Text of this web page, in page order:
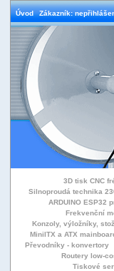
Úvod Zákazník:
3D tisk CNC
Silnoproudá technika
ARDUINO ESP32
Frekvenční
Konzoly, výložníky,
MiniITX a ATX
Převodníky - konvertory
Routery low-
Tiskové